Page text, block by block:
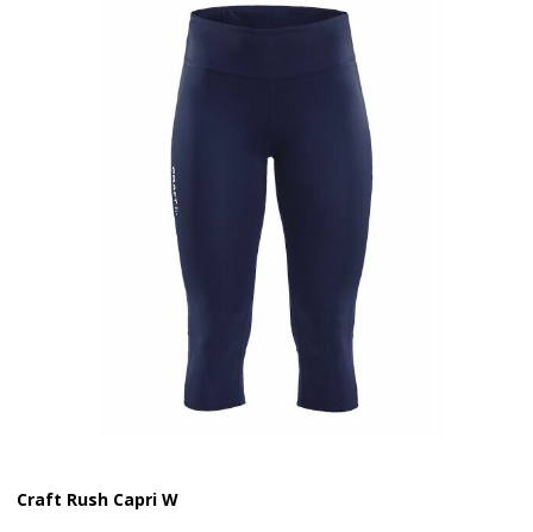
Craft Rush Capri W